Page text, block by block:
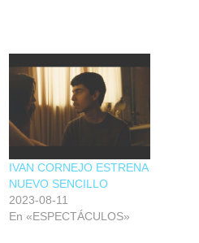
IVAN CORNEJO ESTRENA
NUEVO SENCILLO
2023-08-11
En «ESPECTÁCULOS»